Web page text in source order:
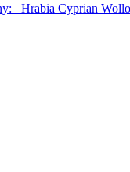
Hrabia Cyprian